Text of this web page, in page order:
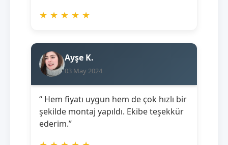
★ ★ ★ ★ ★
Ayşe K.
03 May 2024
“ Hem fiyatı uygun hem de çok hızlı bir
şekilde montaj yapıldı. Ekibe teşekkür
ederim.”